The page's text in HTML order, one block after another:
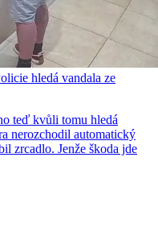
hledá vandala ze
teď kvůli tomu hledá
nerozchodil automatický
zrcadlo. Jenže škoda jde